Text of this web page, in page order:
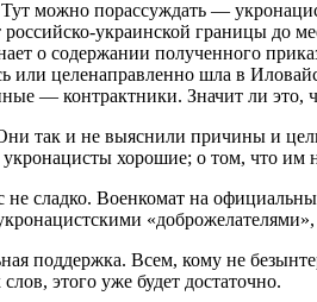
можно порассуждать —
российско-украинской границы до
о содержании полученного
или целенаправленно шла в
— контрактники. Значит ли это,
так и не выяснили причины и
хорошие; о том, что им
сладко. Военкомат на
поддержка. Всем, кому не
этого уже будет достаточно.